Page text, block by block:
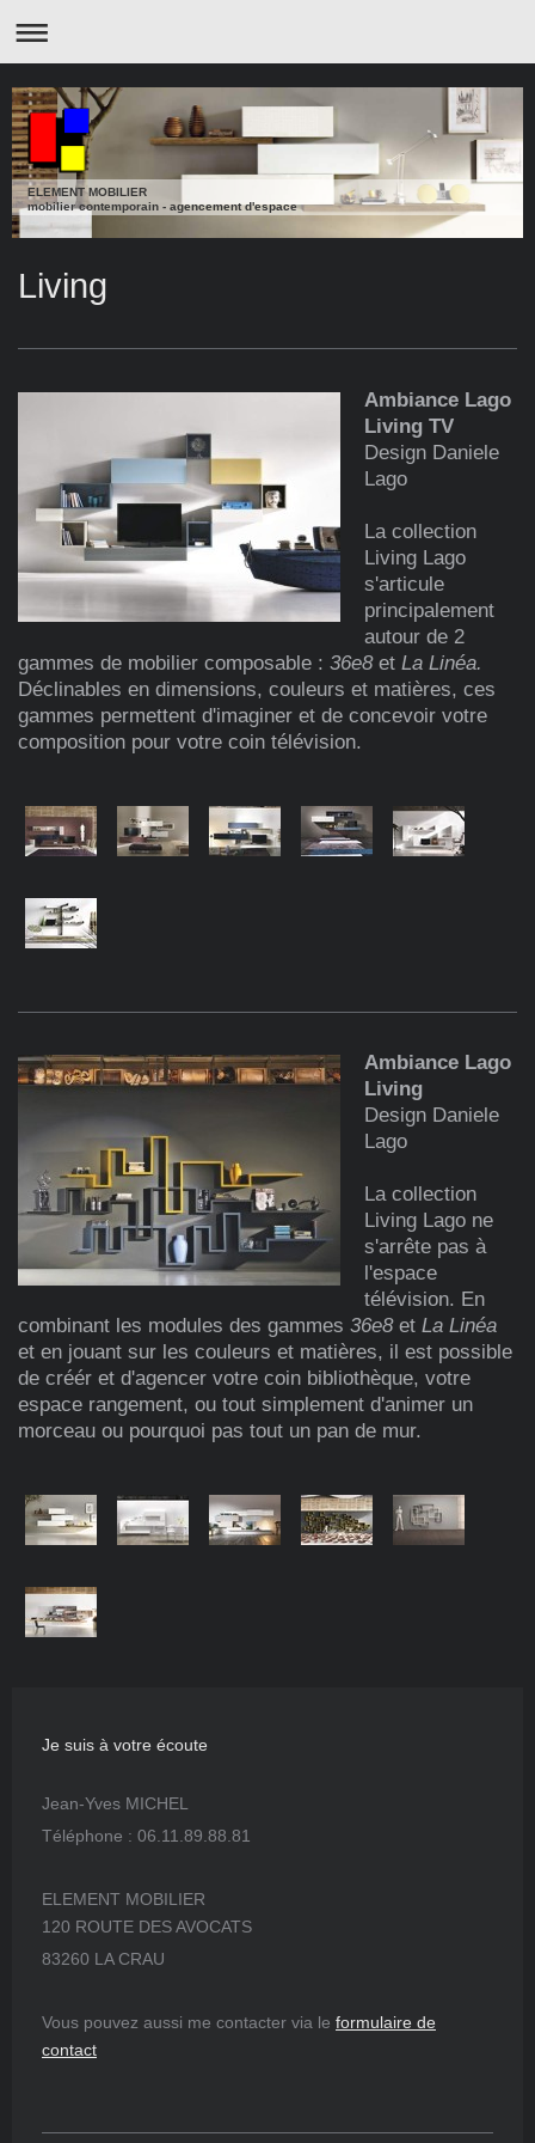
ELEMENT MOBILIER
mobilier contemporain - agencement d'espace
Living
Ambiance Lago
Living TV
Design Daniele
Lago
La collection
Living Lago
s'articule
principalement
autour de 2
gammes de mobilier composable : 36e8et La Linéa.
Déclinables en dimensions, couleurs et matières, ces
gammes permettent d'imaginer et de concevoir votre
composition pour votre coin télévision.
Ambiance Lago
Living
Design Daniele
Lago
La collection
Living Lago ne
s'arrête pas à
l'espace
télévision. En
combinant les modules des gammes 36e8et La Linéa
et en jouant sur les couleurs et matières, il est possible
de créér et d'agencer votre coin bibliothèque, votre
espace rangement, ou tout simplement d'animer un
morceau ou pourquoi pas tout un pan de mur.
Je suis à votre écoute
Jean-Yves MICHEL
Téléphone : 06.11.89.88.81
ELEMENT MOBILIER
120 ROUTE DES AVOCATS
83260 LA CRAU
Vous pouvez aussi me contacter via le formulaire de
contact